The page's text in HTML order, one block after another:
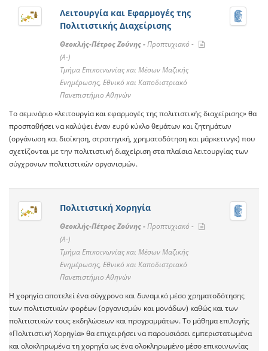
Λειτουργία και Εφαρμογές της
Πολιτιστικής Διαχείρισης
Θεοκλής-Πέτρος Ζούνης -Προπτυχιακό -
(A-)
Τμήμα Επικοινωνίας και Μέσων Μαζικής
Ενημέρωσης, Εθνικό και Καποδιστριακό
Πανεπιστήμιο Αθηνών
Το σεμινάριο «λειτουργία και εφαρμογές της πολιτιστικής διαχείρισης» θα
προσπαθήσει να καλύψει έναν ευρύ κύκλο θεμάτων και ζητημάτων
(οργάνωση και διοίκηση, στρατηγική, χρηματοδότηση και μάρκετινγκ) που
σχετίζονται με την πολιτιστική διαχείριση στα πλαίσια λειτουργίας των
σύγχρονων πολιτιστικών οργανισμών.
Πολιτιστική Χορηγία
Θεοκλής-Πέτρος Ζούνης -Προπτυχιακό -
(A-)
Τμήμα Επικοινωνίας και Μέσων Μαζικής
Ενημέρωσης, Εθνικό και Καποδιστριακό
Πανεπιστήμιο Αθηνών
Η χορηγία αποτελεί ένα σύγχρονο και δυναμικό μέσο χρηματοδότησης
των πολιτιστικών φορέων (οργανισμών και μονάδων) καθώς και των
πολιτιστικών τους εκδηλώσεων και προγραμμάτων. Το μάθημα επιλογής
«Πολιτιστική Χορηγία» θα επιχειρήσει να παρουσιάσει εμπεριστατωμένα
και ολοκληρωμένα τη χορηγία ως ένα ολοκληρωμένο μέσο επικοινωνίας